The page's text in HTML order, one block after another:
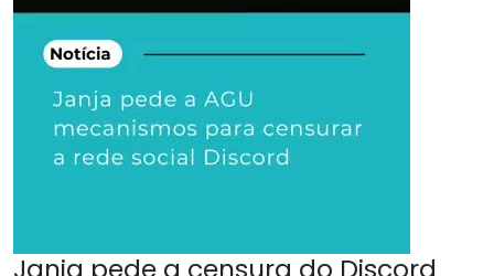
Janja pede a censura do Discord